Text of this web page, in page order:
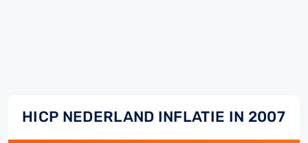
HICP NEDERLAND INFLATIE IN 2007